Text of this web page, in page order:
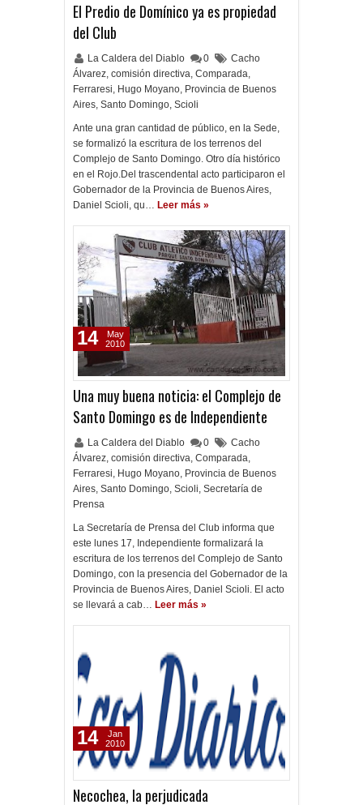
El Predio de Domínico ya es propiedad
del Club
La Caldera del Diablo 0
Cacho
Álvarez, comisión directiva, Comparada,
Ferraresi, Hugo Moyano, Provincia de Buenos
Aires, Santo Domingo, Scioli
Ante una gran cantidad de público, en la Sede,
se formalizó la escritura de los terrenos del
Complejo de Santo Domingo. Otro día histórico
en el Rojo.Del trascendental acto participaron el
Gobernador de la Provincia de Buenos Aires,
Daniel Scioli, qu… Leer más »
Una muy buena noticia: el Complejo de
Santo Domingo es de Independiente
La Caldera del Diablo 0
Cacho
Álvarez, comisión directiva, Comparada,
Ferraresi, Hugo Moyano, Provincia de Buenos
Aires, Santo Domingo, Scioli, Secretaría de
Prensa
La Secretaría de Prensa del Club informa que
este lunes 17, Independiente formalizará la
escritura de los terrenos del Complejo de Santo
Domingo, con la presencia del Gobernador de la
Provincia de Buenos Aires, Daniel Scioli. El acto
se llevará a cab… Leer más »
14
May
2010
Necochea, la perjudicada
14
Jan
2010